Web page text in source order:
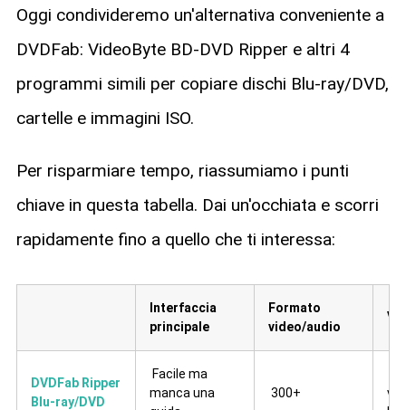
Oggi condivideremo un'alternativa conveniente a
DVDFab: VideoByte BD-DVD Ripper e altri 4
programmi simili per copiare dischi Blu-ray/DVD,
cartelle e immagini ISO.
Per risparmiare tempo, riassumiamo i punti
chiave in questa tabella. Dai un'occhiata e scorri
rapidamente fino a quello che ti interessa:
Interfaccia
principale
Formato
video/audio
DVDFab Ripper
Blu-ray/DVD
Facile ma
manca una
300+